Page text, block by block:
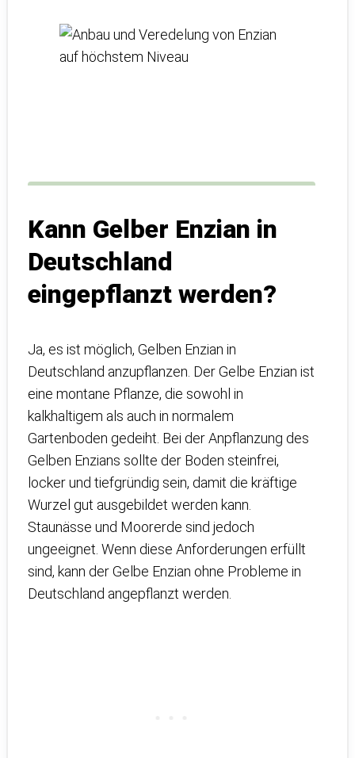
Kann Gelber Enzian in
Deutschland
eingepflanzt werden?
Ja, es ist möglich, Gelben Enzian in
Deutschland anzupflanzen. Der Gelbe Enzian ist
eine montane Pflanze, die sowohl in
kalkhaltigem als auch in normalem
Gartenboden gedeiht. Bei der Anpflanzung des
Gelben Enzians sollte der Boden steinfrei,
locker und tiefgründig sein, damit die kräftige
Wurzel gut ausgebildet werden kann.
Staunässe und Moorerde sind jedoch
ungeeignet. Wenn diese Anforderungen erfüllt
sind, kann der Gelbe Enzian ohne Probleme in
Deutschland angepflanzt werden.